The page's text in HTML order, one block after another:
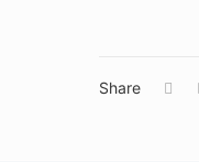
Share